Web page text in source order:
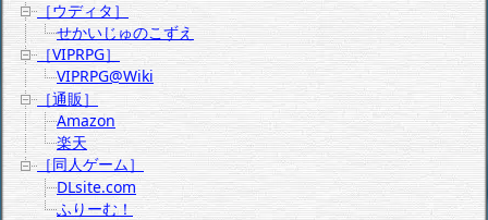
［ウディタ］
せかいじゅのこずえ
［VIPRPG］
VIPRPG@Wiki
［通販］
Amazon
楽天
［同人ゲーム］
DLsite.com
ふりーむ！